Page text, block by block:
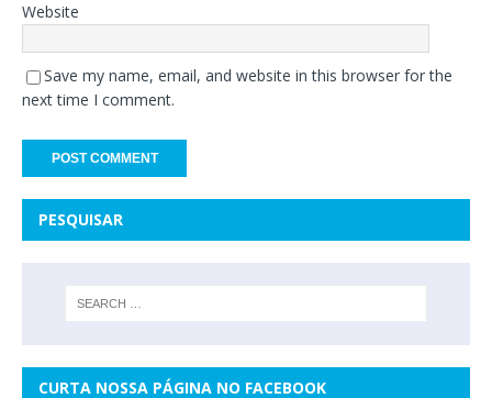
Website
Save my name, email, and website in this browser for the
next time I comment.
PESQUISAR
CURTA NOSSA PÁGINA NO FACEBOOK